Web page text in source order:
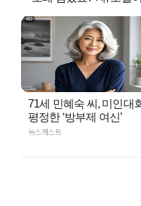
71세 민혜숙 씨, 미인대
평정한 ‘방부제 여신’
뉴스캐스트